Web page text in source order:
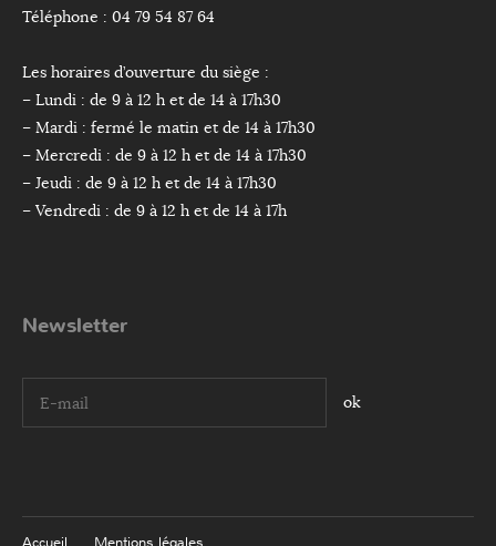
Téléphone : 04 79 54 87 64
Les horaires d’ouverture du siège :
– Lundi : de 9 à 12 h et de 14 à 17h30
– Mardi : fermé le matin et de 14 à 17h30
– Mercredi : de 9 à 12 h et de 14 à 17h30
– Jeudi : de 9 à 12 h et de 14 à 17h30
– Vendredi : de 9 à 12 h et de 14 à 17h
Newsletter
I agree terms and conditions.*
Accueil Mentions légales